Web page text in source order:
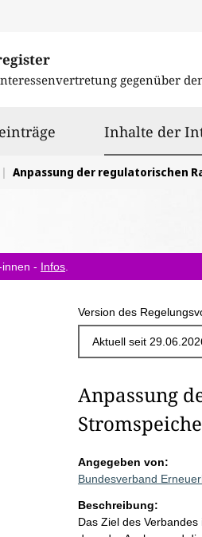
gegenüber
Inhalte der
Anpassung der regulatorischen Rahmenbedingungen der
- Infos
Version des
Anpassung
Angegeben von:
Bundesverband
Beschreibung:
Das Ziel des